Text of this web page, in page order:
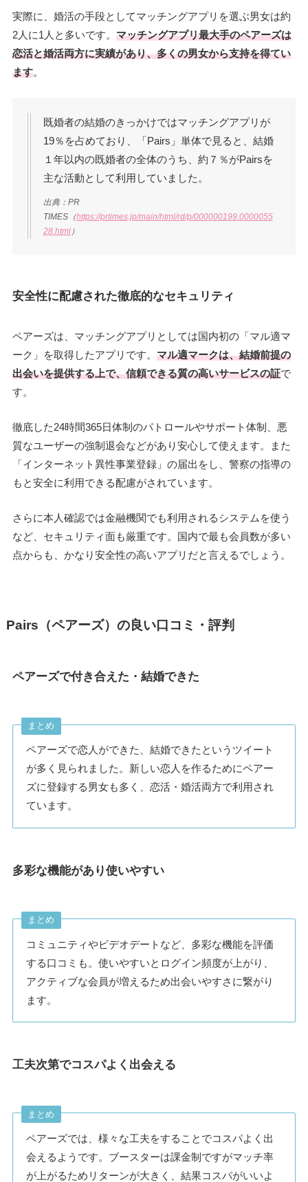
実際に、婚活の手段としてマッチングアプリを選ぶ男女は約
2人に1人と多いです。 マッチングアプリ最大手のペアーズは
恋活と婚活両方に実績があり、多くの男女から支持を得てい
ます。
既婚者の結婚のきっかけではマッチングアプリが
19％を占めており、「Pairs」単体で見ると、結婚
１年以内の既婚者の全体のうち、約７％がPairsを
主な活動として利用していました。
出典：PR
TIMES（https://prtimes.jp/main/html/rd/p/000000199.0000055
28.html）
安全性に配慮された徹底的なセキュリティ
ペアーズは、マッチングアプリとしては国内初の「マル適マ
ーク」を取得したアプリです。 マル適マークは、結婚前提の
出会いを提供する上で、信頼できる質の高いサービスの証で
す。
徹底した24時間365日体制のパトロールやサポート体制、悪
質なユーザーの強制退会などがあり安心して使えます。また
「インターネット異性事業登録」の届出をし、警察の指導の
もと安全に利用できる配慮がされています。
さらに本人確認では金融機関でも利用されるシステムを使う
など、セキュリティ面も厳重です。国内で最も会員数が多い
点からも、かなり安全性の高いアプリだと言えるでしょう。
Pairs（ペアーズ）の良い口コミ・評判
ペアーズで付き合えた・結婚できた
まとめ
ペアーズで恋人ができた、結婚できたというツイート
が多く見られました。新しい恋人を作るためにペアー
ズに登録する男女も多く、恋活・婚活両方で利用され
ています。
多彩な機能があり使いやすい
まとめ
コミュニティやビデオデートなど、多彩な機能を評価
する口コミも。使いやすいとログイン頻度が上がり、
アクティブな会員が増えるため出会いやすさに繋がり
ます。
工夫次第でコスパよく出会える
まとめ
ペアーズでは、様々な工夫をすることでコスパよく出
会えるようです。ブースターは課金制ですがマッチ率
が上がるためリターンが大きく、結果コスパがいいよ